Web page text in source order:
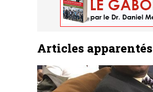
Articles apparentés